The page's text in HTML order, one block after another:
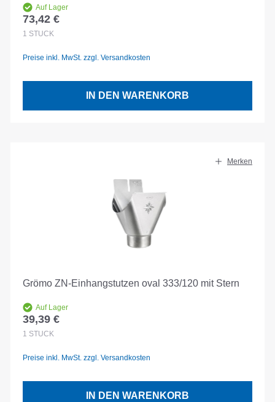
Auf Lager
Regulärer Preis:
73,42 €
1 STÜCK
Preise inkl. MwSt. zzgl. Versandkosten
IN DEN WARENKORB
Merken
Grömo ZN-Einhangstutzen oval 333/120 mit Stern
Auf Lager
Regulärer Preis:
39,39 €
1 STÜCK
Preise inkl. MwSt. zzgl. Versandkosten
IN DEN WARENKORB